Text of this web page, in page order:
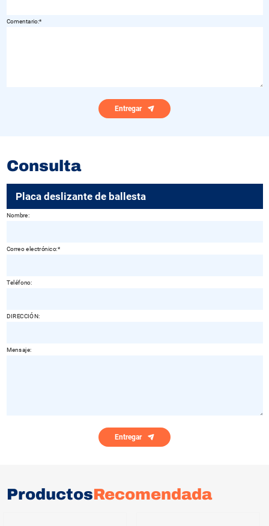
Comentario:
Entregar
Consulta
Placa deslizante de ballesta
Nombre:
Correo electrónico:
Teléfono:
DIRECCIÓN:
Mensaje:
Entregar
ProductosRecomendada